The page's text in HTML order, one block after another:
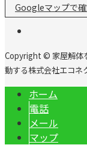
Googleマップで
Copyright © 家屋解体
動する株式会社エコ
ホーム
電話
メール
マップ